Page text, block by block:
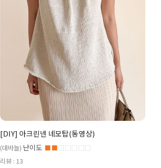
[DIY] 아크린넨 네모탑(동영상)
(대바늘) 난이도 ■■□□□□□
리뷰 : 13